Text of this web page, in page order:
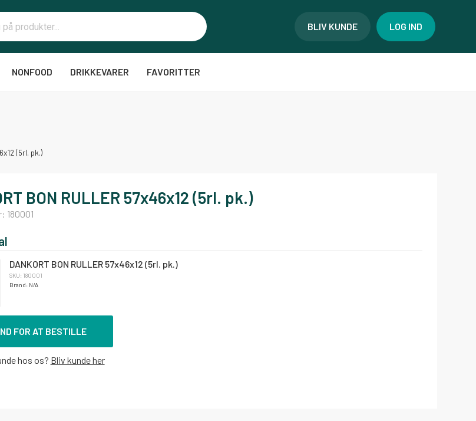
BLIV KUNDE LOG IND
NONFOOD DRIKKEVARER FAVORITTER
(5rl. pk.)
BON RULLER 57x46x12 (5rl. pk.)
180001
DANKORT BON RULLER 57x46x12 (5rl. pk.)
SKU: 180001
Brand: N/A
FOR AT BESTILLE
hos os? Bliv kunde her